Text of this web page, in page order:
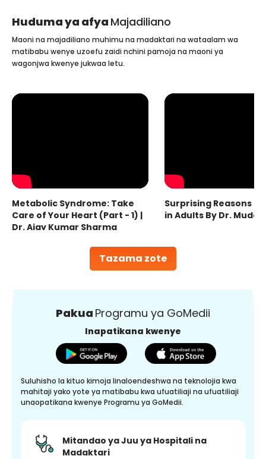
Huduma ya afya Majadiliano
Tazama zote
Maoni na majadiliano muhimu na madaktari na wataalam wa
matibabu wenye uzoefu zaidi nchini pamoja na maoni ya
wagonjwa kwenye jukwaa letu.
Metabolic Syndrome: Take
Care of Your Heart (Part - 1) |
Dr. Ajay Kumar Sharma
Surprising Reasons
in Adults By Dr.
Pakua Programu ya GoMedii
Inapatikana kwenye
Suluhisho la kituo kimoja linaloendeshwa na teknolojia kwa
mahitaji yako yote ya matibabu kwa ufuatiliaji na ufuatiliaji
unaopatikana kwenye Programu ya GoMedii.
Mitandao ya Juu ya Hospitali na
Madaktari